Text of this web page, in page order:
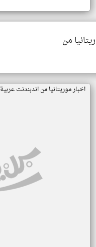
من
اخبار موريتانيا من اندبندنت عربية